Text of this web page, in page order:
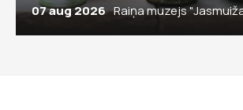
07 aug 2026 Raiņa muzejs